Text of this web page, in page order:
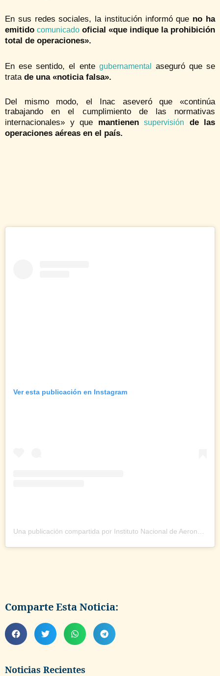
Noticias Recientes
En sus redes sociales, la institución informó que no ha
emitido comunicado oficial «que indique la prohibición
total de operaciones».
En ese sentido, el ente gubernamental
aseguró que se
trata de una «noticia falsa».
Del mismo modo, el Inac aseveró que «continúa
trabajando en el cumplimiento de las normativas
internacionales» y que mantienen supervisión
de las
operaciones aéreas en el país.
Ver esta publicación en Instagram
Comparte Esta Noticia: